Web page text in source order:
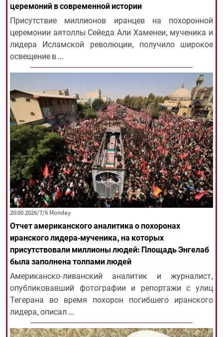
церемоний в современной истории
Присутствие миллионов иранцев на похоронной
церемонии аятоллы Сейеда Али Хаменеи, мученика и
лидера Исламской революции, получило широкое
освещение в ...
‫‫Monday‬‬ 2026/7/6 20:00
Отчет американского аналитика о похоронах
иранского лидера-мученика, на которых
присутствовали миллионы людей: Площадь Энгелаб
была заполнена толпами людей
Американско-ливанский аналитик и журналист,
опубликовавший фотографии и репортажи с улиц
Тегерана во время похорон погибшего иранского
лидера, описал ...